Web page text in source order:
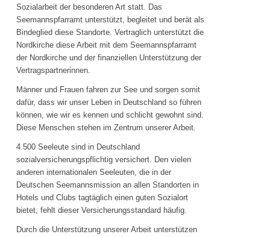
Sozialarbeit der besonderen Art statt. Das
Seemannspfarramt unterstützt, begleitet und berät als
Bindeglied diese Standorte. Vertraglich unterstützt die
Nordkirche diese Arbeit mit dem Seemannspfarramt
der Nordkirche und der finanziellen Unterstützung der
Vertragspartnerinnen.
Männer und Frauen fahren zur See und sorgen somit
dafür, dass wir unser Leben in Deutschland so führen
können, wie wir es kennen und schlicht gewohnt sind.
Diese Menschen stehen im Zentrum unserer Arbeit.
4.500 Seeleute sind in Deutschland
sozialversicherungspflichtig versichert. Den vielen
anderen internationalen Seeleuten, die in der
Deutschen Seemannsmission an allen Standorten in
Hotels und Clubs tagtäglich einen guten Sozialort
bietet, fehlt dieser Versicherungsstandard häufig.
Durch die Unterstützung unserer Arbeit unterstützen